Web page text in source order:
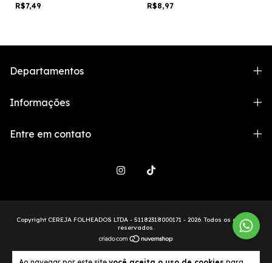
R$7,49
R$8,97
Departamentos
Informações
Entre em contato
Copyright CEREJA FOLHEADOS LTDA - 51182318000171 - 2026. Todos os direitos
reservados.